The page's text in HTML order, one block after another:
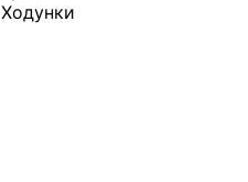
Ходунки